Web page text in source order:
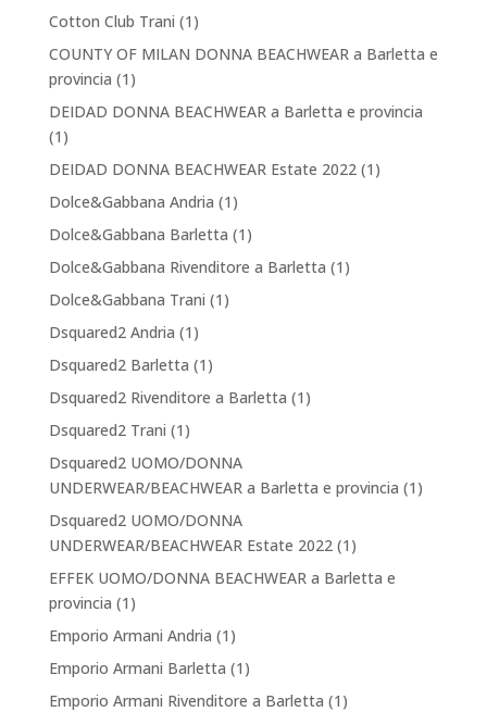
Cotton Club Trani (1)
COUNTY OF MILAN DONNA BEACHWEAR a Barletta e
provincia (1)
DEIDAD DONNA BEACHWEAR a Barletta e provincia
(1)
DEIDAD DONNA BEACHWEAR Estate 2022(1)
Dolce&Gabbana Andria (1)
Dolce&Gabbana Barletta (1)
Dolce&Gabbana Rivenditore a Barletta (1)
Dolce&Gabbana Trani (1)
Dsquared2 Andria (1)
Dsquared2 Barletta (1)
Dsquared2 Rivenditore a Barletta (1)
Dsquared2 Trani (1)
Dsquared2 UOMO/DONNA
UNDERWEAR/BEACHWEAR a Barletta e provincia (1)
Dsquared2 UOMO/DONNA
UNDERWEAR/BEACHWEAR Estate 2022(1)
EFFEK UOMO/DONNA BEACHWEAR a Barletta e
provincia (1)
Emporio Armani Andria (1)
Emporio Armani Barletta (1)
Emporio Armani Rivenditore a Barletta (1)